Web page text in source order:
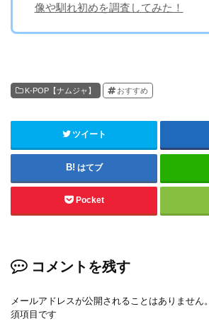
像や馴れ初めを調査してみた！
K-POP【ナムジャ】 おすすめ
ツイート
はてブ
Pocket
コメントを残す
メールアドレスが公開されることはありません。
須項目です